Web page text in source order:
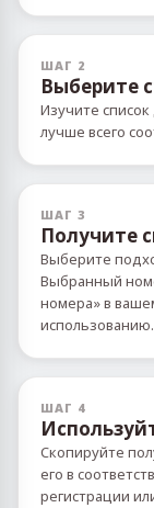
ШАГ 2
Выберите
Изучите
лучше всего
ШАГ 3
Получите
Выберите
Выбранный
номера» в
использованию.
ШАГ 4
Скопируйте
его в
регистрации